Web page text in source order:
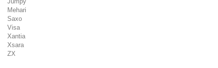
Mehari
Saxo
Visa
Xantia
Xsara
ZX